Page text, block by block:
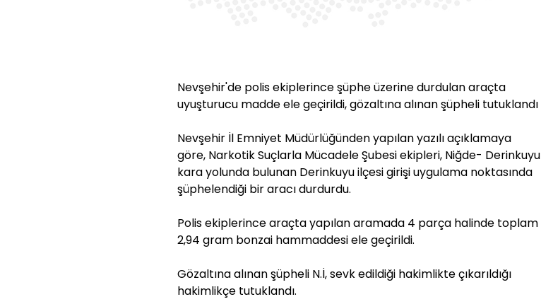
Nevşehir'de polis ekiplerince şüphe üzerine durdulan araçta
uyuşturucu madde ele geçirildi, gözaltına alınan şüpheli tutuklandı
Nevşehir İl Emniyet Müdürlüğünden yapılan yazılı açıklamaya
göre, Narkotik Suçlarla Mücadele Şubesi ekipleri, Niğde- Derinkuyu
kara yolunda bulunan Derinkuyu ilçesi girişi uygulama noktasında
şüphelendiği bir aracı durdurdu.
Polis ekiplerince araçta yapılan aramada 4 parça halinde toplam
2,94 gram bonzai hammaddesi ele geçirildi.
Gözaltına alınan şüpheli N.İ, sevk edildiği hakimlikte çıkarıldığı
hakimlikçe tutuklandı.